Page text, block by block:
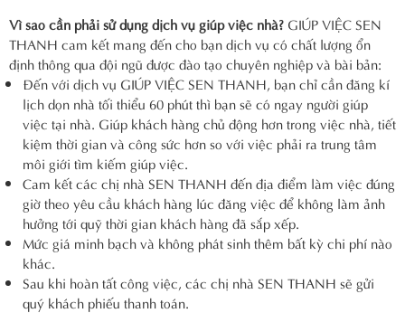
Vì sao cần phải sử dụng dịch vụ giúp việc nhà? GIÚP VIỆC SEN
THANH cam kết mang đến cho bạn dịch vụ có chất lượng ổn
định thông qua đội ngũ được đào tạo chuyên nghiệp và bài bản:
Đến với dịch vụ GIÚP VIỆC SEN THANH, bạn chỉ cần đăng kí
lịch dọn nhà tối thiểu 60 phút thì bạn sẽ có ngay người giúp
việc tại nhà. Giúp khách hàng chủ động hơn trong việc nhà, tiết
kiệm thời gian và công sức hơn so với việc phải ra trung tâm
môi giới tìm kiếm giúp việc.
Cam kết các chị nhà SEN THANH đến địa điểm làm việc đúng
giờ theo yêu cầu khách hàng lúc đăng việc để không làm ảnh
hưởng tới quỹ thời gian khách hàng đã sắp xếp.
Mức giá minh bạch và không phát sinh thêm bất kỳ chi phí nào
khác.
Sau khi hoàn tất công việc, các chị nhà SEN THANH sẽ gửi
quý khách phiếu thanh toán.